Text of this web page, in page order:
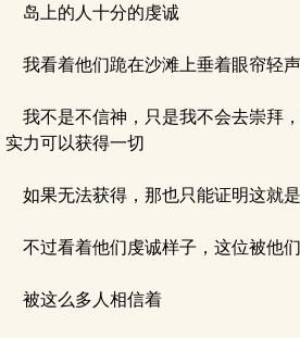
岛上的人十分的虔诚
我看着他们跪在沙滩上垂着眼帘轻
我不是不信神，只是我不会去崇拜
实力可以获得一切
如果无法获得，那也只能证明这就
不过看着他们虔诚样子，这位被他
被这么多人相信着